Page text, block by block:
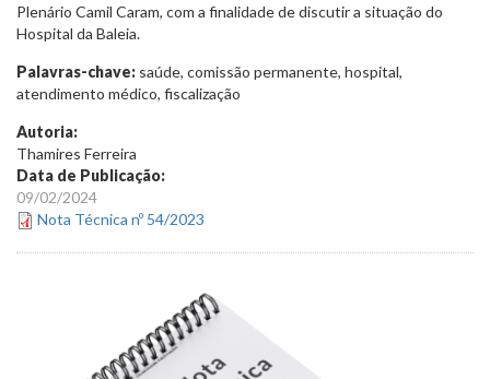
Plenário Camil Caram, com a finalidade de discutir a situação do
Hospital da Baleia.
Palavras-chave: saúde, comissão permanente, hospital,
atendimento médico, fiscalização
Autoria:
Thamires Ferreira
Data de Publicação:
09/02/2024
Nota Técnica nº 54/2023